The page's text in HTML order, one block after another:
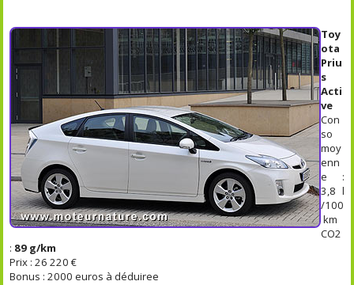
Toy
ota
Priu
s
Acti
ve
Con
so
moy
enn
e :
3,8 l
/100
km
CO2
: 89 g/km
Prix : 26 220 €
Bonus : 2000 euros à déduiree